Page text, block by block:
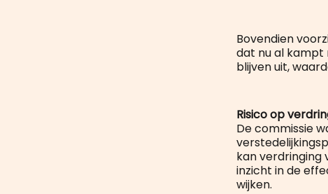
Bovendien
dat nu al kampt
blijven uit,
Risico op
De commissie
kan verdringing
inzicht in de
wijken.